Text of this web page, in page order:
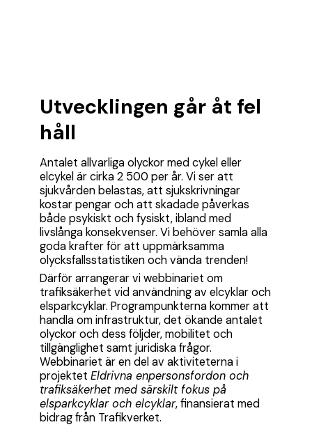
Utvecklingen går åt fel
håll
Antalet allvarliga olyckor med cykel eller
elcykel är cirka 2 500 per år. Vi ser att
sjukvården belastas, att sjukskrivningar
kostar pengar och att skadade påverkas
både psykiskt och fysiskt, ibland med
livslånga konsekvenser. Vi behöver samla alla
goda krafter för att uppmärksamma
olycksfallsstatistiken och vända trenden!
Därför arrangerar vi webbinariet om
trafiksäkerhet vid användning av elcyklar och
elsparkcyklar. Programpunkterna kommer att
handla om infrastruktur, det ökande antalet
olyckor och dess följder, mobilitet och
tillgänglighet samt juridiska frågor.
Webbinariet är en del av aktiviteterna i
projektetEldrivnaenpersonsfordon och
trafiksäkerhet medsärskilt fokus på
elsparkcyklar ochelcyklar, finansierat med
bidrag från Trafikverket.